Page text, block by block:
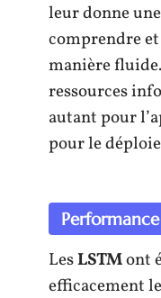
leur donne
comprendre
manière
ressources
autant pour
pour le
LesLSTMont
efficacement